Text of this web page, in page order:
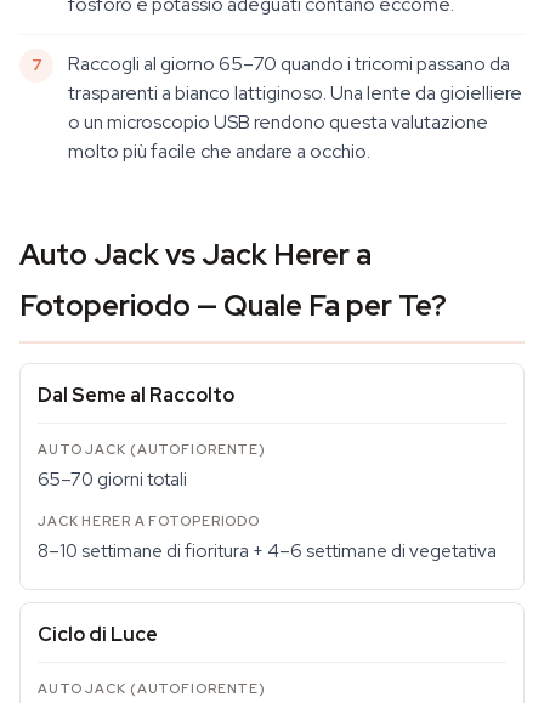
Raccogli al giorno 65–70 quando i tricomi passano da
trasparenti a bianco lattiginoso. Una lente da gioielliere
o un microscopio USB rendono questa valutazione
molto più facile che andare a occhio.
Auto Jack vs Jack Herer a
Fotoperiodo — Quale Fa per Te?
Dal Seme al Raccolto
65–70 giorni totali
8–10 settimane di fioritura + 4–6 settimane di vegetativa
Ciclo di Luce